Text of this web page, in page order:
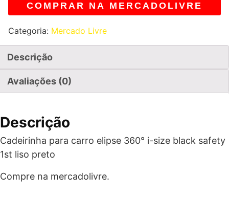
COMPRAR NA MERCADOLIVRE
Categoria: Mercado Livre
Descrição
Avaliações (0)
Descrição
Cadeirinha para carro elipse 360° i-size black safety
1st liso preto
Compre na mercadolivre.